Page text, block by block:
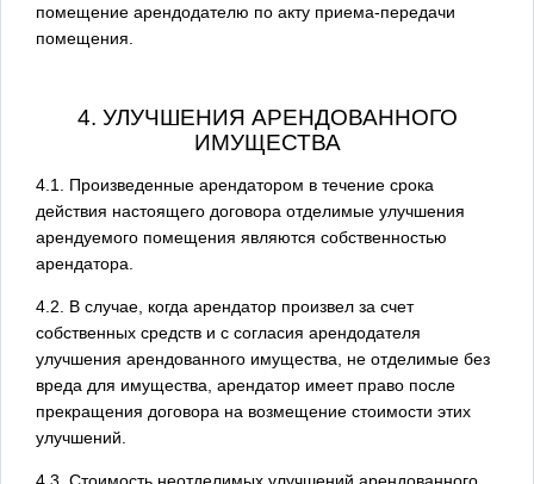
помещение арендодателю по акту приема-передачи
помещения.
4. УЛУЧШЕНИЯ АРЕНДОВАННОГО
ИМУЩЕСТВА
4.1. Произведенные арендатором в течение срока
действия настоящего договора отделимые улучшения
арендуемого помещения являются собственностью
арендатора.
4.2. В случае, когда арендатор произвел за счет
собственных средств и с согласия арендодателя
улучшения арендованного имущества, не отделимые без
вреда для имущества, арендатор имеет право после
прекращения договора на возмещение стоимости этих
улучшений.